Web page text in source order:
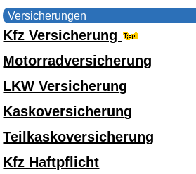
Versicherungen
Kfz Versicherung
Motorradversicherung
LKW Versicherung
Kaskoversicherung
Teilkaskoversicherung
Kfz Haftpflicht